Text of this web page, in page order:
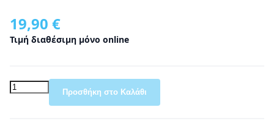
19,90 €
Τιμή διαθέσιμη μόνο online
Προσθήκη στο Καλάθι